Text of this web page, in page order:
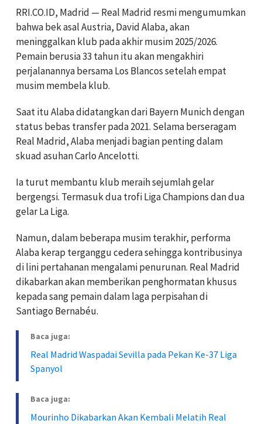
RRI.CO.ID, Madrid — Real Madrid resmi mengumumkan
bahwa bek asal Austria, David Alaba, akan
meninggalkan klub pada akhir musim 2025/2026.
Pemain berusia 33 tahun itu akan mengakhiri
perjalanannya bersama Los Blancos setelah empat
musim membela klub.
Saat itu Alaba didatangkan dari Bayern Munich dengan
status bebas transfer pada 2021. Selama berseragam
Real Madrid, Alaba menjadi bagian penting dalam
skuad asuhan Carlo Ancelotti.
Ia turut membantu klub meraih sejumlah gelar
bergengsi. Termasuk dua trofi Liga Champions dan dua
gelar La Liga.
Namun, dalam beberapa musim terakhir, performa
Alaba kerap terganggu cedera sehingga kontribusinya
di lini pertahanan mengalami penurunan. Real Madrid
dikabarkan akan memberikan penghormatan khusus
kepada sang pemain dalam laga perpisahan di
Santiago Bernabéu.
Baca juga:
Real Madrid Waspadai Sevilla pada Pekan Ke-37 Liga
Spanyol
Baca juga:
Mourinho Dikabarkan Akan Kembali Melatih Real